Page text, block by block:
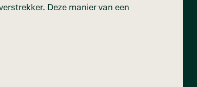
Deze manier van een